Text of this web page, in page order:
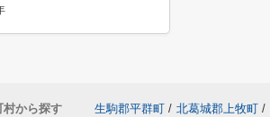
村から探す 生駒郡平群町 / 北葛城郡上牧町 /